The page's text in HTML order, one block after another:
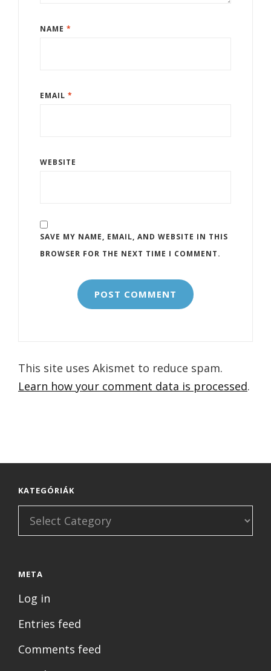
NAME *
EMAIL *
WEBSITE
SAVE MY NAME, EMAIL, AND WEBSITE IN THIS
BROWSER FOR THE NEXT TIME I COMMENT.
This site uses Akismet to reduce spam.
Learn how your comment data is processed.
KATEGÓRIÁK
Kategóriák
META
Log in
Entries feed
Comments feed